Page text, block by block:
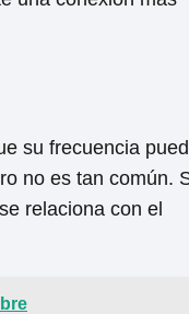
su frecuencia
no es tan común.
relaciona con el